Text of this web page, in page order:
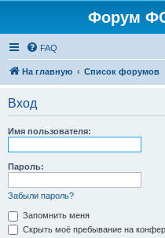
Форум
FAQ
На главную Список форумов
Вход
Имя пользователя:
Пароль:
Забыли пароль?
Запомнить меня
Скрыть моё пребывание на